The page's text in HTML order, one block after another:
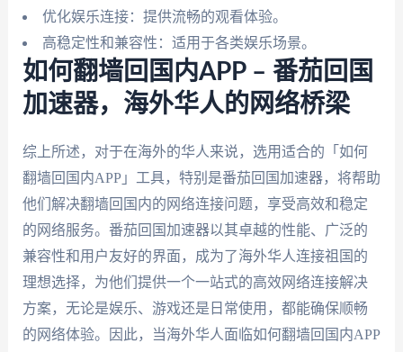
优化娱乐连接：提供流畅的观看体验。
高稳定性和兼容性：适用于各类娱乐场景。
如何翻墙回国内APP – 番茄回国
加速器，海外华人的网络桥梁
综上所述，对于在海外的华人来说，选用适合的「如何
翻墙回国内APP」工具，特别是番茄回国加速器，将帮助
他们解决翻墙回国内的网络连接问题，享受高效和稳定
的网络服务。番茄回国加速器以其卓越的性能、广泛的
兼容性和用户友好的界面，成为了海外华人连接祖国的
理想选择，为他们提供一个一站式的高效网络连接解决
方案，无论是娱乐、游戏还是日常使用，都能确保顺畅
的网络体验。因此，当海外华人面临如何翻墙回国内APP